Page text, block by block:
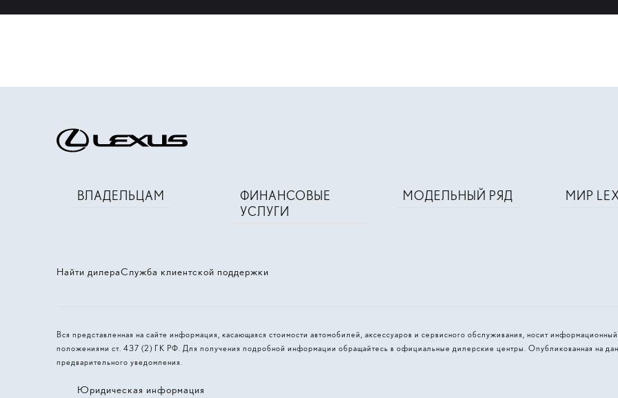
Найти дилераСлужба клиентской поддержки
ВЛАДЕЛЬЦАМ
ФИНАНСОВЫЕ
УСЛУГИ
МОДЕЛЬНЫЙ РЯД МИР
Вся представленная на сайте информация, касающаяся стоимости автомобилей, аксессуаров и сервисного обслуживания, носит
положениями ст. 437 (2) ГК РФ. Для получения подробной информации обращайтесь в официальные дилерские центры. Опубликованная на
предварительного уведомления.
Юридическая информация